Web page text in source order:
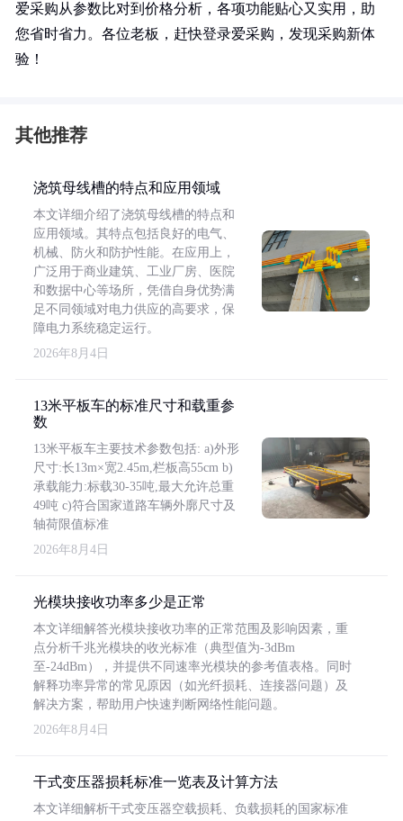
爱采购从参数比对到价格分析，各项功能贴心又实用，助
您省时省力。各位老板，赶快登录爱采购，发现采购新体
验！
其他推荐
浇筑母线槽的特点和应用领域
本文详细介绍了浇筑母线槽的特点和
应用领域。其特点包括良好的电气、
机械、防火和防护性能。在应用上，
广泛用于商业建筑、工业厂房、医院
和数据中心等场所，凭借自身优势满
足不同领域对电力供应的高要求，保
障电力系统稳定运行。
2026年8月4日
13米平板车的标准尺寸和载重参
数
13米平板车主要技术参数包括: a)外形
尺寸:长13m×宽2.45m,栏板高55cm b)
承载能力:标载30-35吨,最大允许总重
49吨 c)符合国家道路车辆外廓尺寸及
轴荷限值标准
2026年8月4日
光模块接收功率多少是正常
本文详细解答光模块接收功率的正常范围及影响因素，重
点分析千兆光模块的收光标准（典型值为-3dBm
至-24dBm），并提供不同速率光模块的参考值表格。同时
解释功率异常的常见原因（如光纤损耗、连接器问题）及
解决方案，帮助用户快速判断网络性能问题。
2026年8月4日
干式变压器损耗标准一览表及计算方法
本文详细解析干式变压器空载损耗、负载损耗的国家标准